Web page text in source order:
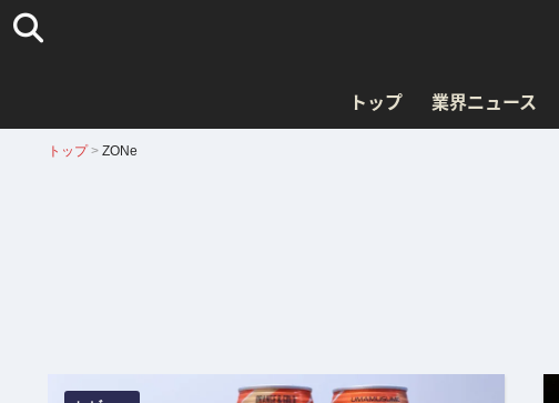
トップ 業界ニュース
トップ> ZONe